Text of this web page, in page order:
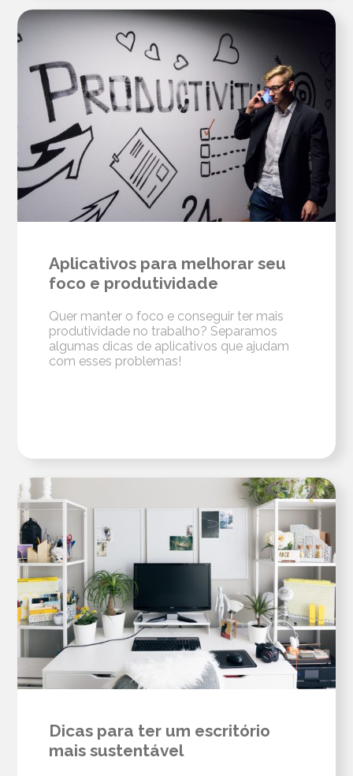
Aplicativos para melhorar seu
foco e produtividade
Quer manter o foco e conseguir ter mais
produtividade no trabalho? Separamos
algumas dicas de aplicativos que ajudam
com esses problemas!
Dicas para ter um escritório
mais sustentável